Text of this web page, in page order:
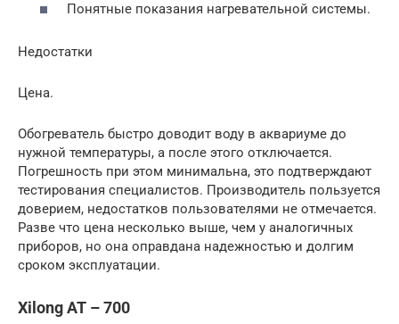
Понятные показания нагревательной системы.
Недостатки
Цена.
Обогреватель быстро доводит воду в аквариуме до
нужной температуры, а после этого отключается.
Погрешность при этом минимальна, это подтверждают
тестирования специалистов. Производитель пользуется
доверием, недостатков пользователями не отмечается.
Разве что цена несколько выше, чем у аналогичных
приборов, но она оправдана надежностью и долгим
сроком эксплуатации.
Xilong AT – 700